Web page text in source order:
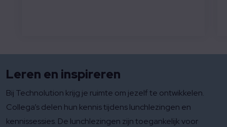
Leren en inspireren
Bij Technolution krijg je ruimte om jezelf te ontwikkelen.
Collega’s delen hun kennis tijdens lunchlezingen en
kennissessies. De lunchlezingen zijn toegankelijk voor